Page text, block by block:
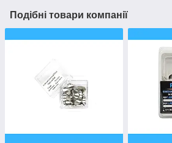
Подібні товари компанії